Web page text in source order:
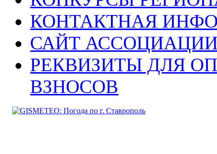
КОНТАКТНАЯ
САЙТ
РЕКВИЗИТЫ ДЛЯ
ВЗНОСОВ